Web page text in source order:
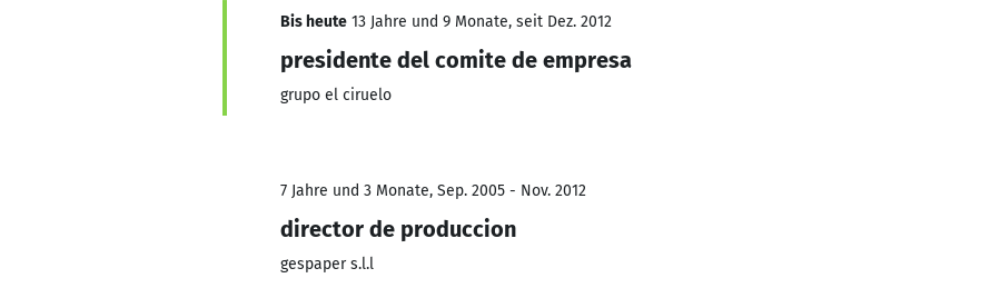
Bis heute 13 Jahre und 9 Monate, seit Dez. 2012
presidente del comite de empresa
grupo el ciruelo
7 Jahre und 3 Monate, Sep. 2005 - Nov. 2012
director de produccion
gespaper s.l.l